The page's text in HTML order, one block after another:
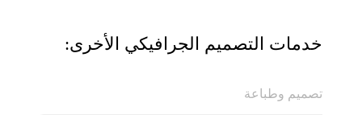
خدمات التصميم الجرافيكي الأخرى:
تصميم وطباعة